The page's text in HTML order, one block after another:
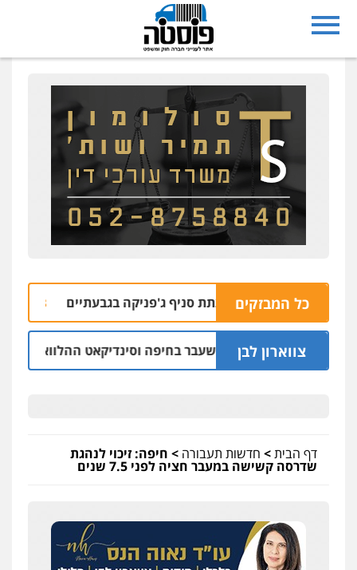
כל המבזקים
למעורבות בהצתת סניף ג'פניקה בגבעתיים 06.08 | 22:58
צווארון לבן
יו"ר ש"ס לשעבר בחיפה וסינדיקאט ההלוואות של משפחת
דף הבית> חדשות תעבורה > חיפה: זיכוי לנהגת
שדרסה קשישה במעבר חציה לפני 7.5 שנים